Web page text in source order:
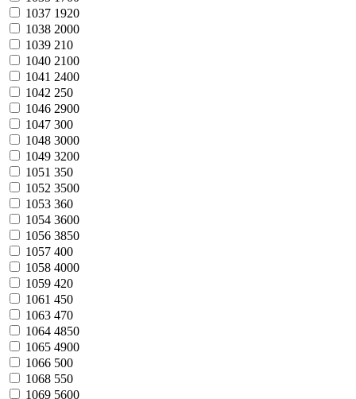
1037 1920
1038 2000
1039 210
1040 2100
1041 2400
1042 250
1046 2900
1047 300
1048 3000
1049 3200
1051 350
1052 3500
1053 360
1054 3600
1056 3850
1057 400
1058 4000
1059 420
1061 450
1063 470
1064 4850
1065 4900
1066 500
1068 550
1069 5600